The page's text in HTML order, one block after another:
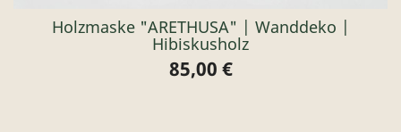
Holzmaske "ARETHUSA" | Wanddeko |
Hibiskusholz
Preis
85,00 €